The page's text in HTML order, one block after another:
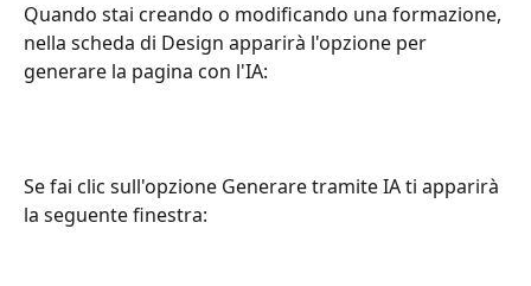
Quando stai creando o modificando una formazione,
nella scheda di Design apparirà l'opzione per
generare la pagina con l'IA:
Se fai clic sull'opzione Generare tramite IA ti apparirà
la seguente finestra: